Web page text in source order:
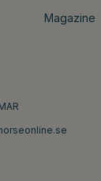
Magazine